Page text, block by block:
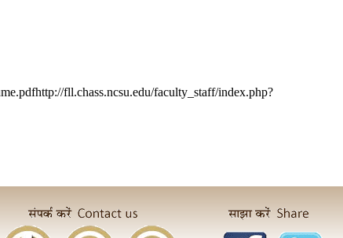
fll.chass.ncsu.edu/faculty_staff/index.php?